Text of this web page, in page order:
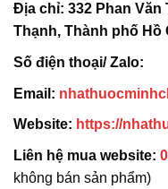
Địa chỉ: 332 Phan
Thạnh, Thành phố Hồ
Số điện thoại/ Zalo:
Email:
Website: https://
Liên hệ mua website:
không bán sản phẩm)